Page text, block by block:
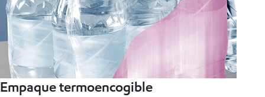
Empaque termoencogible